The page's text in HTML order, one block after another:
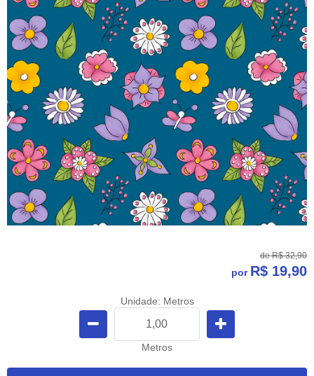
de R$ 32,90
por R$ 19,90
Unidade: Metros
Metros